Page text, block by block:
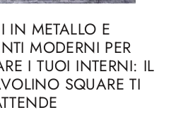
IN METALLO E
MODERNI PER
I TUOI INTERNI: IL
SQUARE TI